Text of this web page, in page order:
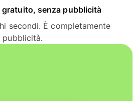
gratuito, senza pubblicità
secondi. È completamente
pubblicità.